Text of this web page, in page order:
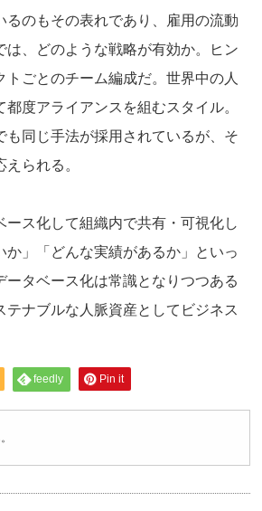
のもその表れであり、雇用の流動
、どのような戦略が有効か。ヒン
ごとのチーム編成だ。世界中の人
度アライアンスを組むスタイル。
同じ手法が採用されているが、そ
られる。
ス化して組織内で共有・可視化し
」「どんな実績があるか」といっ
タベース化は常識となりつつある
ナブルな人脈資産としてビジネス
feedly Pin it